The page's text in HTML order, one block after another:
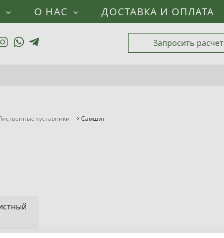
О НАС ДОСТАВКА И ОПЛАТА
Запросить расчет
кустарники Самшит